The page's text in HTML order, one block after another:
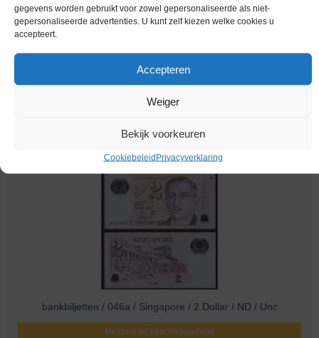
gegevens worden gebruikt voor zowel gepersonaliseerde als niet-
gepersonaliseerde advertenties. U kunt zelf kiezen welke cookies u
accepteert.
Accepteren
Weiger
Bekijk voorkeuren
CookiebeleidPrivacyverklaring
bankbiljetten / 046b / Singapore / 2 Dollar / ND / Unc
bankbiljetten / 046a / Singapore / 2 Dollar / ND / Unc
Melding bij beschikbaarheid